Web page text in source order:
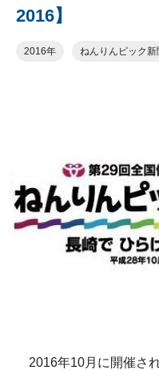
2016】
2016年 ねんりんピック新
2016年10月に開催さ